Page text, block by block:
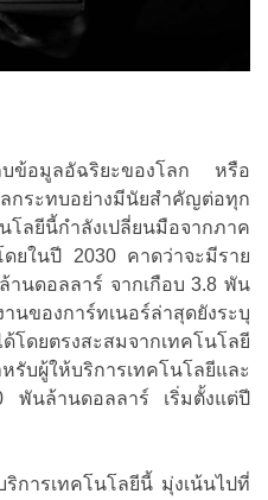
บข้อมูลอัฉริยะของโลก หรือ
ระทบอย่างมีนัยสำคัญต่อทุก
ลยีนี้กำลังเปลี่ยนมือจากภาค
ดยในปี 2030 คาดว่าจะมีราย
านดอลลาร์ จากเกือบ 3.8 พัน
ของการ์ทเนอร์ล่าสุดยังระบุ
ยตรงสะสมจากเทคโนโลยี
ให้บริการเทคโนโลยีและ
พันล้านดอลลาร์ เริ่มตั้งแต่ปี
การเทคโนโลยีนี้ มุ่งเน้นไปที่